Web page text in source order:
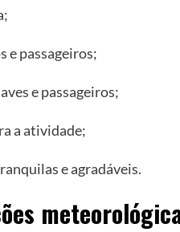
e passageiros;
e passageiros;
a atividade;
e agradáveis.